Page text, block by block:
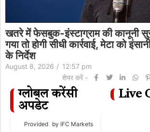
खतरे में फेसबुक-इंस्टाग्राम की कानूनी
गया तो होगी सीधी कार्रवाई, मेटा को
के निर्देश
August 8, 2026 / 12:57 pm
शेयर करें -
ग्लोबल करेंसी
अपडेट
Provided by IFC Markets
Live